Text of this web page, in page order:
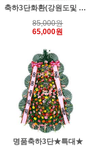
축하3단화환(강원도및 일부지역배송료추가)
85,000원
65,000원
명품축하3단★특대★